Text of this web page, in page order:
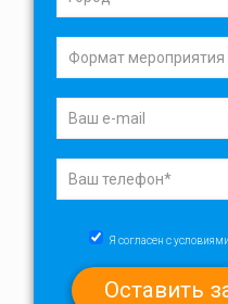
Я согласен с условиями